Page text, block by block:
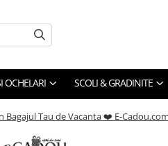
OCHELARI SCOLI & GRADINITE
Bagajul Tau de Vacanta ❤️ E-Cadou.com